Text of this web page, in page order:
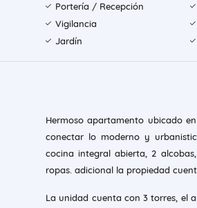
Portería / Recepción
Vigilancia
Jardín
Hermoso apartamento ubicado
conectar lo moderno y
cocina integral abierta, 2
ropas. adicional la propiedad
La unidad cuenta con 3 torres, el